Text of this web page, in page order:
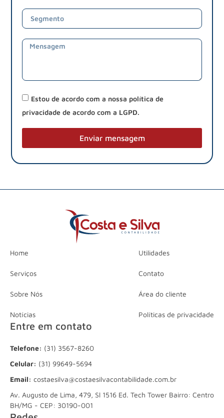
Estou de acordo com a nossa política de
privacidade de acordo com a LGPD.
Enviar mensagem
Home
Serviços
Sobre Nós
Notícias
Utilidades
Contato
Área do cliente
Políticas de privacidade
Entre em contato
Telefone: (31) 3567-8260
Celular: (31) 99649-5694
Email: costaesilva@costaesilvacontabilidade.com.br
Av. Augusto de Lima, 479, Sl 1516 Ed. Tech Tower Bairro: Centro
BH/MG - CEP: 30190-001